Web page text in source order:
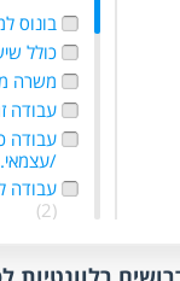
בונוס
כולל
משרה
עבודה
עבודה
/
עבודה
(2)
עבודה